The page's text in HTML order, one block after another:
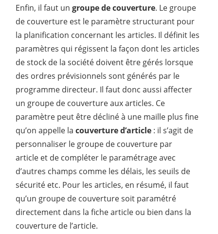
Enfin, il faut un groupe de couverture. Le groupe
de couverture est le paramètre structurant pour
la planification concernant les articles. Il définit les
paramètres qui régissent la façon dont les articles
de stock de la société doivent être gérés lorsque
des ordres prévisionnels sont générés par le
programme directeur. Il faut donc aussi affecter
un groupe de couverture aux articles. Ce
paramètre peut être décliné à une maille plus fine
qu’on appelle la couverture d’article : il s’agit de
personnaliser le groupe de couverture par
article et de compléter le paramétrage avec
d’autres champs comme les délais, les seuils de
sécurité etc. Pour les articles, en résumé, il faut
qu’un groupe de couverture soit paramétré
directement dans la fiche article ou bien dans la
couverture de l’article.